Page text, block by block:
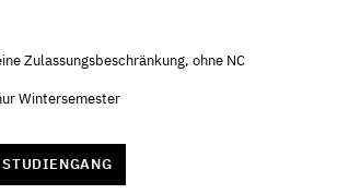
Zulassungsbeschränkung, ohne NC
Wintersemester